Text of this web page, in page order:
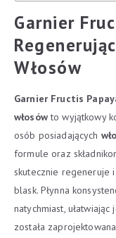
Garnier
Włosów
Garnier Fructis
włosówto wyjątkowy
osób posiadających
formule oraz
skutecznie regeneruje i
blask. Płynna
natychmiast,
została